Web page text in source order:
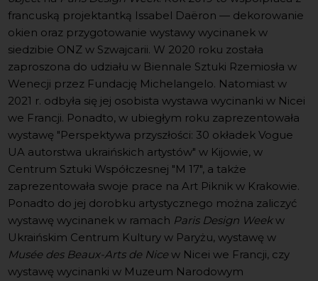
francuską projektantką Issabel Daëron — dekorowanie
okien oraz przygotowanie wystawy wycinanek w
siedzibie ONZ w Szwajcarii. W 2020 roku została
zaproszona do udziału w Biennale Sztuki Rzemiosła w
Wenecji przez Fundację Michelangelo. Natomiast w
2021 r. odbyła się jej osobista wystawa wycinanki w Nicei
we Francji. Ponadto, w ubiegłym roku zaprezentowała
wystawę "Perspektywa przyszłości: 30 okładek Vogue
UA autorstwa ukraińskich artystów" w Kijowie, w
Centrum Sztuki Współczesnej "M 17", a także
zaprezentowała swoje prace na Art Piknik w Krakowie.
Ponadto do jej dorobku artystycznego można zaliczyć
wystawę wycinanek w ramach Paris Design Weekw
Ukraińskim Centrum Kultury w Paryżu, wystawę w
Musée des Beaux-Arts de Nice w Nicei we Francji, czy
wystawę wycinanki w Muzeum Narodowym